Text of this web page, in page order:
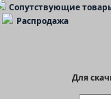
Сопутствующие
Распродажа
Для